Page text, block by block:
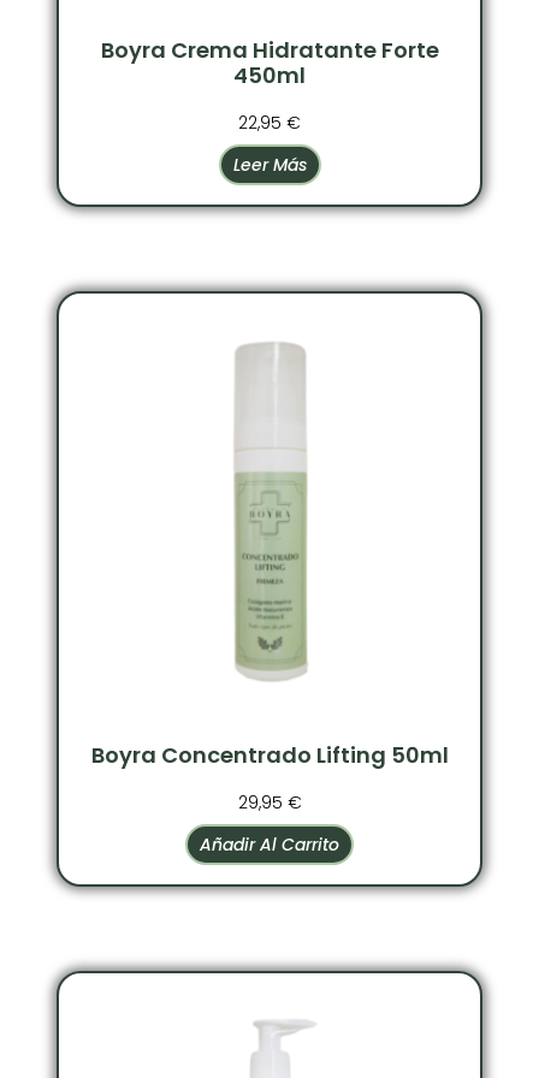
Boyra Crema Hidratante Forte
450ml
22,95 €
Leer Más
Boyra Concentrado Lifting 50ml
29,95 €
Añadir Al Carrito